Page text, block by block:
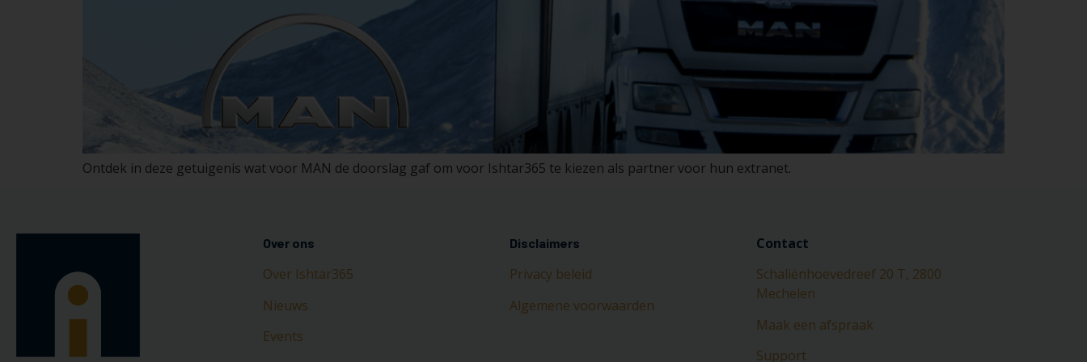
Ontdek in deze getuigenis wat voor MAN de doorslag gaf om voor Ishtar365 te kiezen als partner voor hun extranet.
Over ons
Over Ishtar365
Nieuws
Events
Disclaimers
Privacy beleid
Algemene voorwaarden
Contact
Schaliënhoevedreef 20 T, 2800
Mechelen
Maak een afspraak
Support